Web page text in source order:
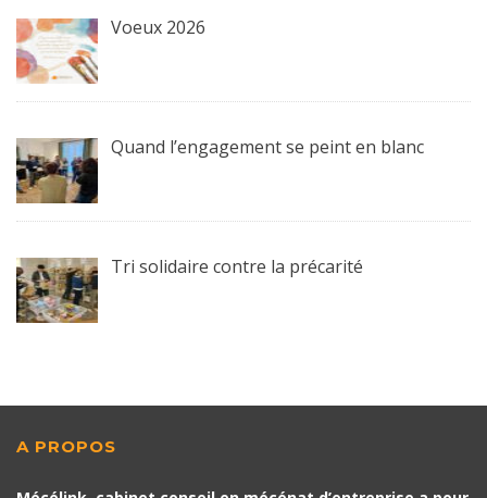
Voeux 2026
Quand l’engagement se peint en blanc
Tri solidaire contre la précarité
A PROPOS